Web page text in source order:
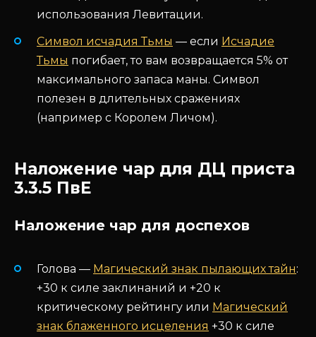
использования Левитации.
Символ исчадия Тьмы — если Исчадие
Тьмы погибает, то вам возвращается 5% от
максимального запаса маны. Символ
полезен в длительных сражениях
(например с Королем Личом).
Наложение чар для ДЦ приста
3.3.5 ПвЕ
Наложение чар для доспехов
Голова — Магический знак пылающих тайн:
+30 к силе заклинаний и +20 к
критическому рейтингу или Магический
знак блаженного исцеления +30 к силе